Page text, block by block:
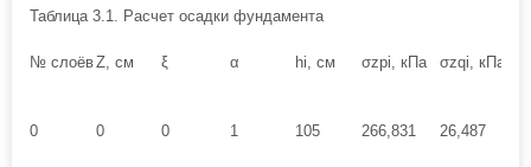
Таблица 3.1. Расчет осадки фундамента
№ слоёвZ, см ξ α hi, см σzpi, кПа σzqi, кПа
0 0 0 1 105 266,831 26,487